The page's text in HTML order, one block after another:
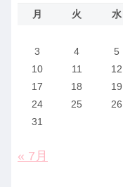
月 火 水
3
4 5
10
11 12
17
18 19
24
25 26
31
« 7月